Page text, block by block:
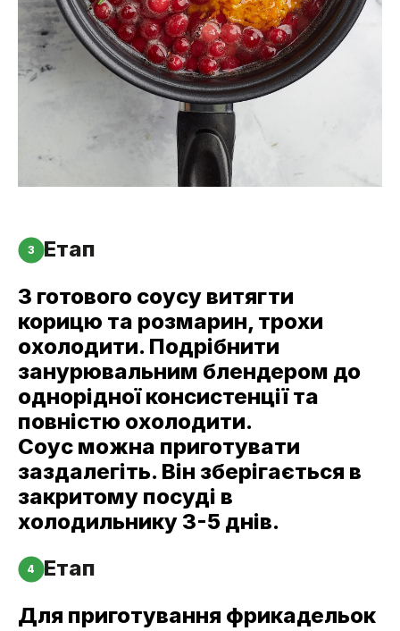
3
Етап
З готового соусу витягти
корицю та розмарин, трохи
охолодити. Подрібнити
занурювальним блендером до
однорідної консистенції та
повністю охолодити.
Соус можна приготувати
заздалегіть. Він зберігається в
закритому посуді в
холодильнику 3-5 днів.
4
Етап
Для приготування фрикадельок